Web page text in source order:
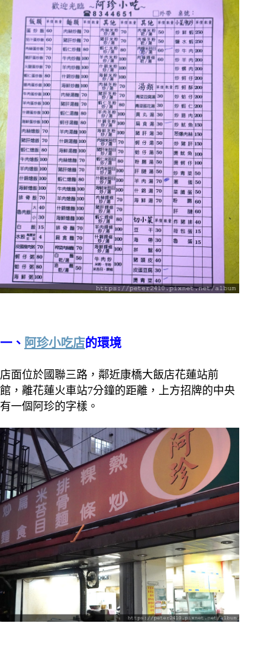
一、 阿珍小吃店的環境
店面位於國聯三路，鄰近康橋大飯店花蓮站前
館，離花蓮火車站7分鐘的距離，上方招牌的中央
有一個阿珍的字樣。